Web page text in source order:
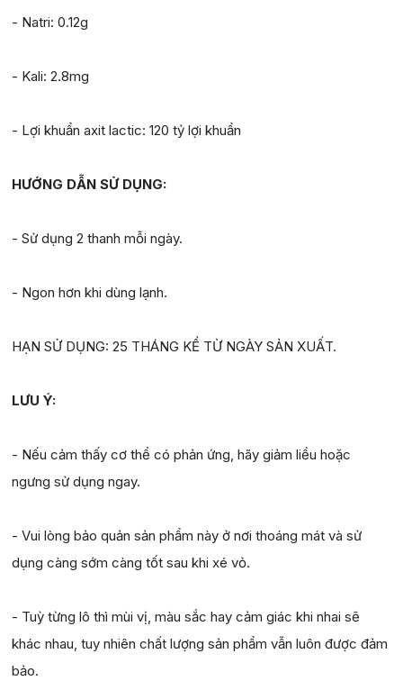
- Natri: 0.12g
- Kali: 2.8mg
- Lợi khuẩn axit lactic: 120 tỷ lợi khuẩn
HƯỚNG DẪN SỬ DỤNG:
- Sử dụng 2 thanh mỗi ngày.
- Ngon hơn khi dùng lạnh.
HẠN SỬ DỤNG: 25 THÁNG KỂ TỪ NGÀY SẢN XUẤT.
LƯU Ý:
- Nếu cảm thấy cơ thể có phản ứng, hãy giảm liều hoặc
ngưng sử dụng ngay.
- Vui lòng bảo quản sản phẩm này ở nơi thoáng mát và sử
dụng càng sớm càng tốt sau khi xé vỏ.
- Tuỳ từng lô thì mùi vị, màu sắc hay cảm giác khi nhai sẽ
khác nhau, tuy nhiên chất lượng sản phẩm vẫn luôn được đảm
bảo.